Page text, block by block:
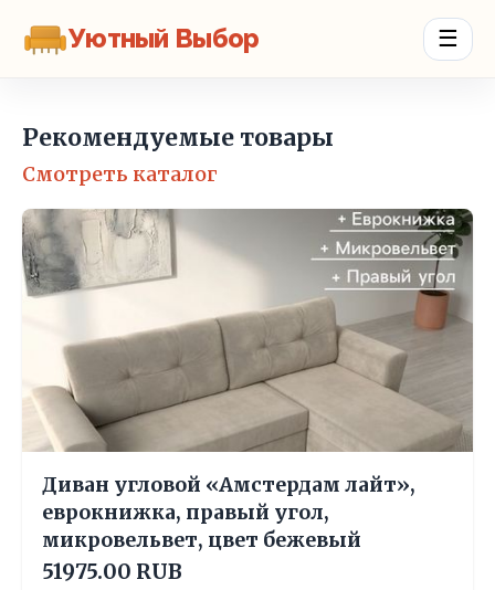
Уютный Выбор ☰
Рекомендуемые товары
Смотреть каталог
Диван угловой «Амстердам лайт»,
еврокнижка, правый угол,
микровельвет, цвет бежевый
51975.00 RUB